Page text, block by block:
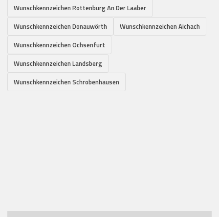
Wunschkennzeichen Rottenburg An Der Laaber
Wunschkennzeichen Donauwörth
Wunschkennzeichen Aichach
Wunschkennzeichen Ochsenfurt
Wunschkennzeichen Landsberg
Wunschkennzeichen Schrobenhausen